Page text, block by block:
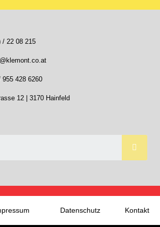
/ 22 08 215
955 428 6260
12 | 3170 Hainfeld
Datenschutz Kontakt